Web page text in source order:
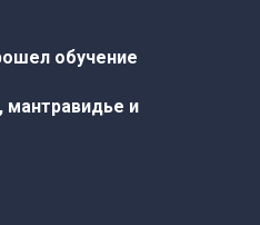
обучение
мантравидье и